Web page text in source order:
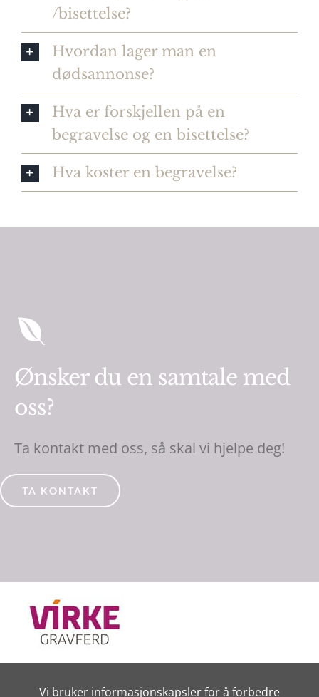
/bisettelse?
Hvordan lager man en
dødsannonse?
Hva er forskjellen på en
begravelse og en bisettelse?
Hva koster en begravelse?
Ønsker du en samtale med
oss?
Ta kontakt med oss, så skal vi hjelpe deg!
TA KONTAKT